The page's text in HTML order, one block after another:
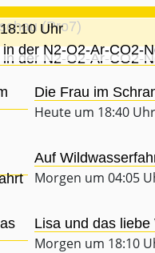
(Pro7)
Uhr
der N2-O2-Ar-CO2-
Die Frau im
Heute um 18:40 Uhr
Auf
Morgen um 04:05
Lisa und das liebe
Morgen um 18:10